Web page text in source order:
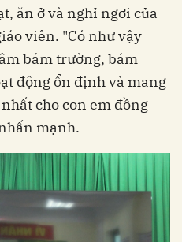
ăn ở và nghỉ ngơi của
viên. "Có như vậy
bám trường, bám
động ổn định và mang
cho con em đồng
mạnh.